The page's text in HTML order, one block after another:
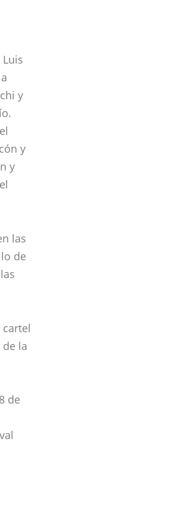
y
y
y
las
de
la
de